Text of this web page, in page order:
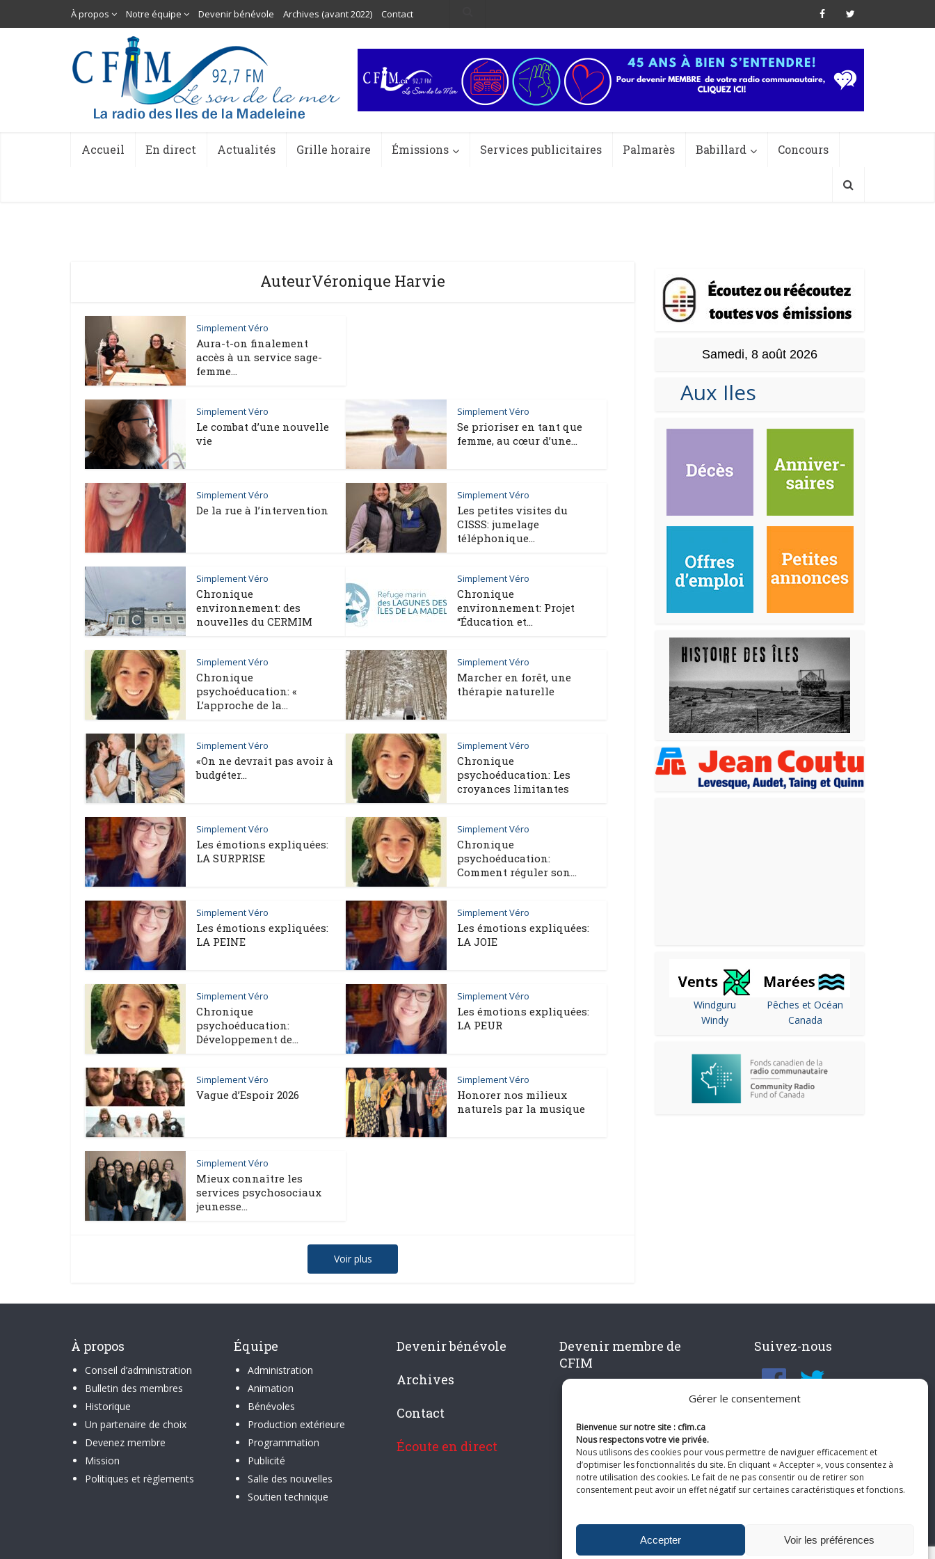
Gérer le consentement
Bienvenue sur notre site : cfim.ca
Nous respectons votre vie privée.
Nous utilisons des cookies pour vous permettre de naviguer efficacement et
d’optimiser les fonctionnalités du site. En cliquant « Accepter », vous consentez à
notre utilisation des cookies. Le fait de ne pas consentir ou de retirer son
consentement peut avoir un effet négatif sur certaines caractéristiques et fonctions.
Accepter Voir les préférences
À propos Notre équipe Devenir bénévole Archives (avant 2022) Contact
Accueil En direct Actualités Grille horaire Émissions Services publicitaires Palmarès Babillard Concours
AuteurVéronique Harvie
Simplement Véro
Aura-t-on finalement
accès à un service sage-
femme...
Simplement Véro
Le combat d’une nouvelle
vie
Simplement Véro
Se prioriser en tant que
femme, au cœur d’une...
Simplement Véro
De la rue à l’intervention
Simplement Véro
Les petites visites du
CISSS: jumelage
téléphonique...
Simplement Véro
Chronique
environnement: des
nouvelles du CERMIM
Simplement Véro
Chronique
environnement: Projet
“Éducation et...
Simplement Véro
Chronique
psychoéducation: «
L’approche de la...
Simplement Véro
Marcher en forêt, une
thérapie naturelle
Simplement Véro
«On ne devrait pas avoir à
budgéter...
Simplement Véro
Chronique
psychoéducation: Les
croyances limitantes
Simplement Véro
Les émotions expliquées:
LA SURPRISE
Simplement Véro
Chronique
psychoéducation:
Comment réguler son...
Simplement Véro
Les émotions expliquées:
LA PEINE
Simplement Véro
Les émotions expliquées:
LA JOIE
Simplement Véro
Chronique
psychoéducation:
Développement de...
Simplement Véro
Les émotions expliquées:
LA PEUR
Simplement Véro
Vague d’Espoir 2026
Simplement Véro
Honorer nos milieux
naturels par la musique
Simplement Véro
Mieux connaître les
services psychosociaux
jeunesse...
Voir plus
Samedi, 8 août 2026
Aux Iles
Windguru
Windy
Pêches et Océan
Canada
À propos
Conseil d’administration
Bulletin des membres
Historique
Un partenaire de choix
Devenez membre
Mission
Politiques et règlements
Équipe
Administration
Animation
Bénévoles
Production extérieure
Programmation
Publicité
Salle des nouvelles
Soutien technique
Devenir bénévole
Archives
Contact
Écoute en direct
Devenir membre de
CFIM
Suivez-nous